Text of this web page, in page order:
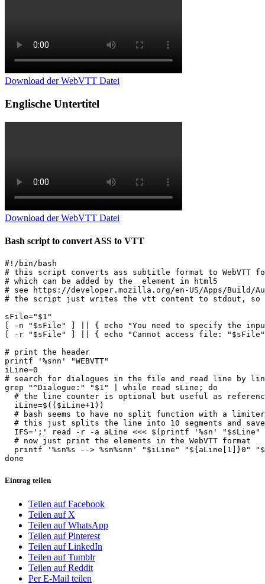
Download der WebVTT Datei
Englische Untertitel
Download der WebVTT Datei
Bash script to convert ASS to VTT
#!/bin/bash
# this script converts ass subtitle format to WebVTT
# which can be added by the  element in html5
# see https://developer.mozilla.org/en-US/Apps/Build/
# the script just writes the vtt content to stdout,
sFile="$1"
[ -n "$sFile" ] || { echo "You need to specify the
[ -r "$sFile" ] || { echo "Cannot access file:
# print the header
printf '%snn' "WEBVTT"
iLine=0
# search for dialogues in the file and read line by
grep "^Dialogue:" "$1" | while read sLine; do
# the line counter is optional but useful as
  iLine=$(($iLine+1))
  # bash seems to have no split function with a limiter
# this just splits the line into 10 segments and
IFS=';' read -r -a aLine <<< $(printf '%sn'
  # now just print the elements in the WebVTT format
printf '%sn%s --> %sn%snn' "$iLine" "${aLine[1]}0"
done
Eintrag teilen
Teilen auf Facebook
Teilen auf X
Teilen auf WhatsApp
Teilen auf Pinterest
Teilen auf LinkedIn
Teilen auf Tumblr
Teilen auf Reddit
Per E-Mail teilen